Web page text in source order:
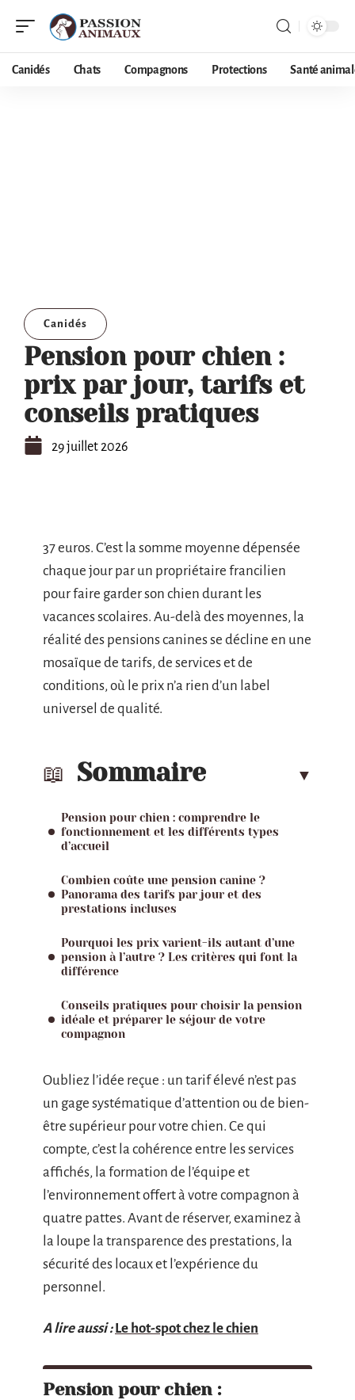
Canidés Chats Compagnons Protections Santé
Canidés
Pension pour chien :
prix par jour, tarifs et
conseils pratiques
29 juillet 2026
37 euros. C’est la somme moyenne dépensée
chaque jour par un propriétaire francilien
pour faire garder son chien durant les
vacances scolaires. Au-delà des moyennes, la
réalité des pensions canines se décline en une
mosaïque de tarifs, de services et de
conditions, où le prix n’a rien d’un label
universel de qualité.
Sommaire
Pension pour chien : comprendre le
fonctionnement et les différents types
d’accueil
Combien coûte une pension canine ?
Panorama des tarifs par jour et des
prestations incluses
Pourquoi les prix varient-ils autant d’une
pension à l’autre ? Les critères qui font la
différence
Conseils pratiques pour choisir la pension
idéale et préparer le séjour de votre
compagnon
Oubliez l’idée reçue : un tarif élevé n’est pas
un gage systématique d’attention ou de bien-
être supérieur pour votre chien. Ce qui
compte, c’est la cohérence entre les services
affichés, la formation de l’équipe et
l’environnement offert à votre compagnon à
quatre pattes. Avant de réserver, examinez à
la loupe la transparence des prestations, la
sécurité des locaux et l’expérience du
personnel.
A lire aussi : Le hot-spot chez le chien
Pension pour chien :